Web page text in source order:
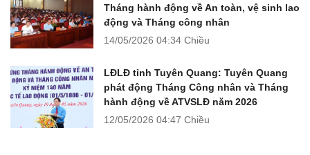
Tháng hành động về An toàn, vệ sinh lao
động và Tháng công nhân
14/05/2026 04:34 Chiều
LĐLĐ tỉnh Tuyên Quang: Tuyên Quang
phát động Tháng Công nhân và Tháng
hành động về ATVSLĐ năm 2026
12/05/2026 04:47 Chiều